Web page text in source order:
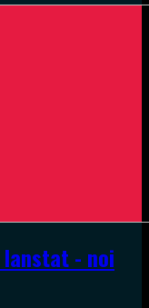
- noi